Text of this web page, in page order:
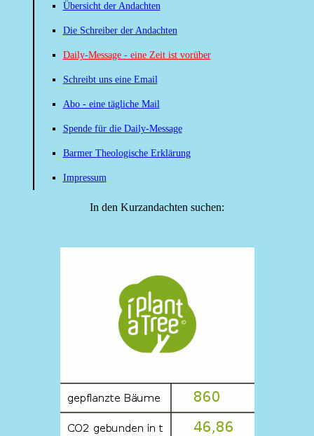
Übersicht der Andachten
Die Schreiber der Andachten
Daily-Message - eine Zeit ist vorüber
Schreibt uns eine Email
Abo - eine tägliche Mail
Spende für die Daily-Message
Barmer Theologische Erklärung
Impressum
In den Kurzandachten suchen: